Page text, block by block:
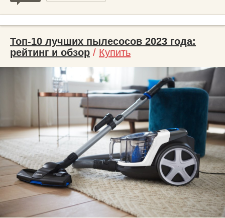
Топ-10 лучших пылесосов 2023 года:
рейтинг и обзор / Купить